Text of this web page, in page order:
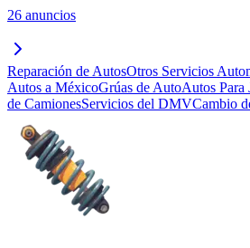
26 anuncios
Reparación de AutosOtros Servicios
Autos a MéxicoGrúas de AutoAutos Para
de CamionesServicios del DMVCambio